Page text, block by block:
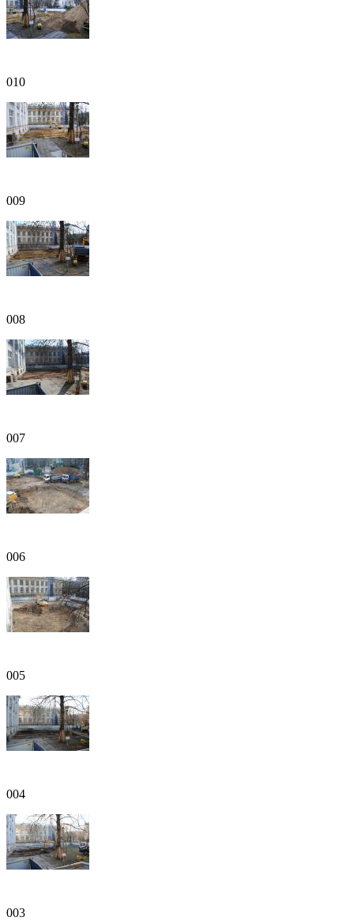
010
009
008
007
006
005
004
003